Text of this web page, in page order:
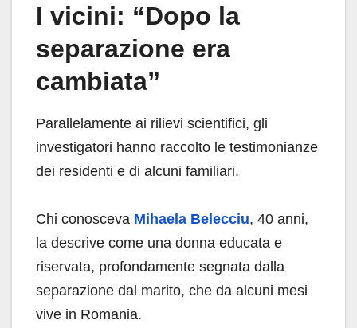
I vicini: “Dopo la
separazione era
cambiata”
Parallelamente ai rilievi scientifici, gli
investigatori hanno raccolto le testimonianze
dei residenti e di alcuni familiari.
Chi conosceva Mihaela Belecciu, 40 anni,
la descrive come una donna educata e
riservata, profondamente segnata dalla
separazione dal marito, che da alcuni mesi
vive in Romania.